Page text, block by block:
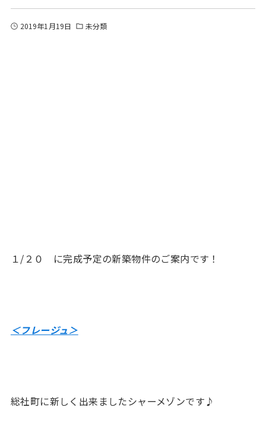
2019年1月19日 未分類
１/２０ に完成予定の新築物件のご案内です！
＜フレージュ＞
総社町に新しく出来ましたシャーメゾンです♪